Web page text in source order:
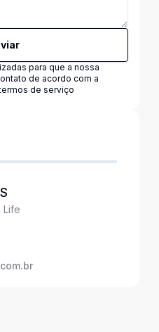
para que a nossa
de acordo com a
de serviço
Life